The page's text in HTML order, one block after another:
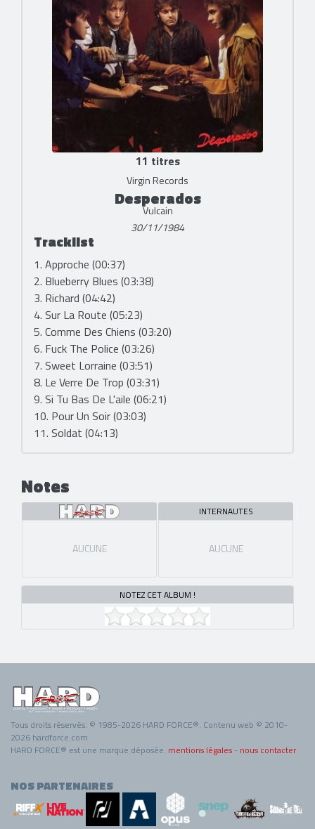
11 titres
Virgin Records
Desperados
Vulcain
30/11/1984
Tracklist
1. Approche (00:37)
2. Blueberry Blues (03:38)
3. Richard (04:42)
4. Sur La Route (05:23)
5. Comme Des Chiens (03:20)
6. Fuck The Police (03:26)
7. Sweet Lorraine (03:51)
8. Le Verre De Trop (03:31)
9. Si Tu Bas De L'aile (06:21)
10. Pour Un Soir (03:03)
11. Soldat (04:13)
Notes
AUCUNE
INTERNAUTES
AUCUNE
NOTEZ CET ALBUM !
Tous droits réservés. © 1985-2026 HARD FORCE®. Contenu web © 2010-
2026 hardforce.com
HARD FORCE® est une marque déposée. mentions légales - nous contacter
NOS PARTENAIRES